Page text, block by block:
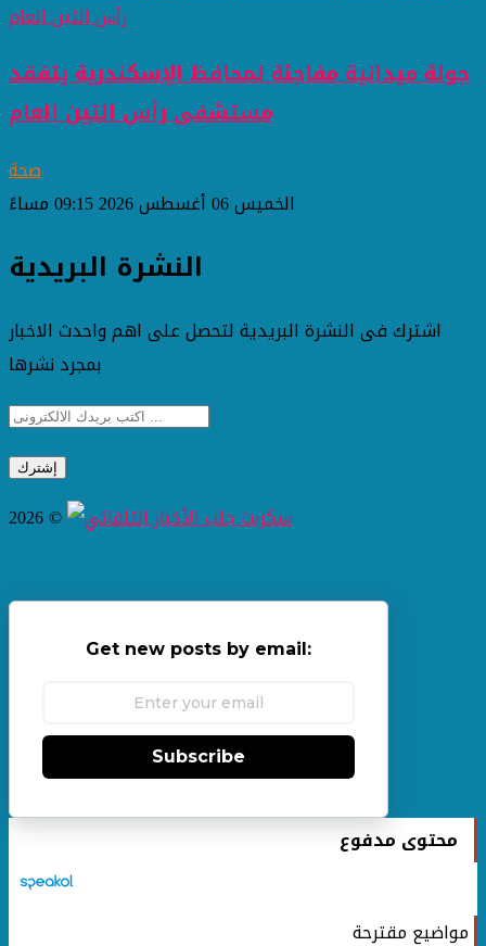
جولة ميدانية مفاجئة لمحافظ الإسكندرية يتفقد
مستشفى رأس التين العام
صحة
الخميس 06 أغسطس 2026 09:15 مساءً
النشرة البريدية
اشترك فى النشرة البريدية لتحصل على اهم واحدث الاخبار
بمجرد نشرها
2026 ©
Get new posts by email:
Subscribe
محتوى مدفوع
مواضيع مقترحة